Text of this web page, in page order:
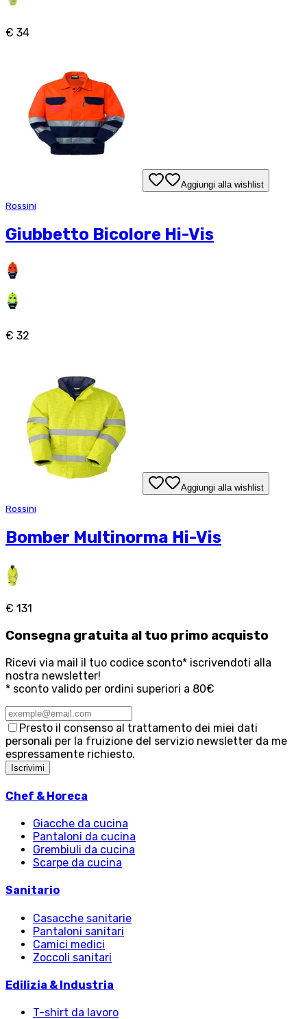
€ 34
Aggiungi alla wishlist
Rossini
Giubbetto Bicolore Hi-Vis
€ 32
Aggiungi alla wishlist
Rossini
Bomber Multinorma Hi-Vis
€ 131
Consegna gratuita al tuo primo acquisto
Ricevi via mail il tuo codice sconto* iscrivendoti alla
nostra newsletter!
* sconto valido per ordini superiori a 80€
Presto il consenso al trattamento dei miei dati
personali per la fruizione del servizio newsletter da me
espressamente richiesto.
Iscrivimi
Chef & Horeca
Giacche da cucina
Pantaloni da cucina
Grembiuli da cucina
Scarpe da cucina
Sanitario
Casacche sanitarie
Pantaloni sanitari
Camici medici
Zoccoli sanitari
Edilizia & Industria
T-shirt da lavoro